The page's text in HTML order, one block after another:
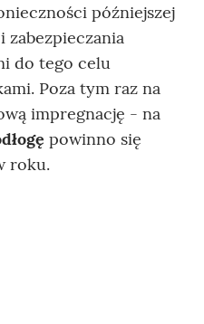
późniejszej
zabezpieczania
do tego celu
Poza tym raz na
impregnację - na
powinno się
roku.